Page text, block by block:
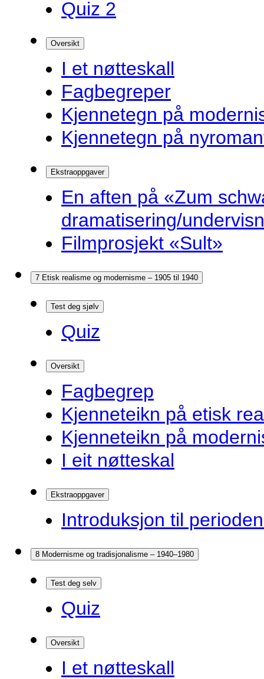
Quiz 2
Oversikt
I et nøtteskall
Fagbegreper
Kjennetegn på
Kjennetegn på
Ekstraoppgaver
En aften på «Zum
dramatisering/
Filmprosjekt «Sult»
7 Etisk realisme og modernisme – 1905 til 1940
Test deg sjølv
Quiz
Oversikt
Fagbegrep
Kjenneteikn på etisk
Kjenneteikn på
I eit nøtteskal
Ekstraoppgaver
Introduksjon til
8 Modernisme og tradisjonalisme – 1940–1980
Test deg selv
Quiz
Oversikt
I et nøtteskall